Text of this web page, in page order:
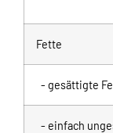
Fette
- gesättigte
- einfach